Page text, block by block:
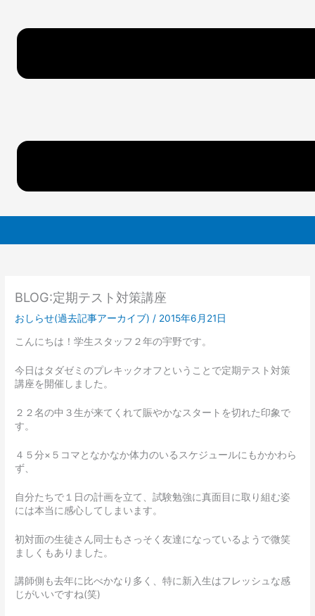
BLOG:定期テスト対策講座
おしらせ(過去記事アーカイブ) / 2015年6月21日
こんにちは！学生スタッフ２年の宇野です。
今日はタダゼミのプレキックオフということで定期テスト対策
講座を開催しました。
２２名の中３生が来てくれて賑やかなスタートを切れた印象で
す。
４５分×５コマとなかなか体力のいるスケジュールにもかかわら
ず、
自分たちで１日の計画を立て、試験勉強に真面目に取り組む姿
には本当に感心してしまいます。
初対面の生徒さん同士もさっそく友達になっているようで微笑
ましくもありました。
講師側も去年に比べかなり多く、特に新入生はフレッシュな感
じがいいですね(笑)